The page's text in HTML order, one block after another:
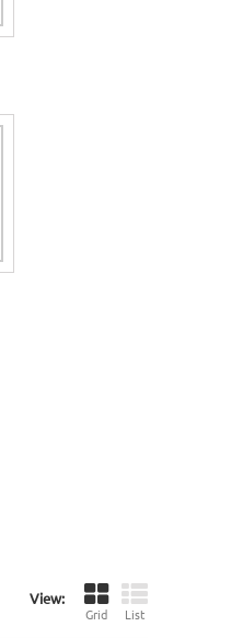
View:
Grid List